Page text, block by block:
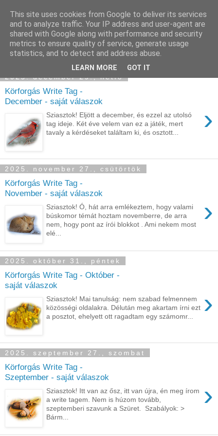
Sümegi Emília -
Tintaszerkezetek
2025. december 29., hétfő
Körforgás Write Tag -
December - saját válaszok
›
Sziasztok! Eljött a december, és ezzel az utolsó
tag ideje. Két éve velem van ez a játék, mert
tavaly a kérdéseket találtam ki, és osztott...
2025. november 27., csütörtök
Körforgás Write Tag -
November - saját válaszok
›
Sziasztok! Ó, hát arra emlékeztem, hogy valami
búskomor témát hoztam novemberre, de arra
nem, hogy pont az írói blokkot . Ami nekem most
elé...
2025. október 31., péntek
Körforgás Write Tag - Október -
saját válaszok
›
Sziasztok! Mai tanulság: nem szabad felmennem
közösségi oldalakra. Délután meg akartam írni ezt
a posztot, ehelyett ott ragadtam egy számomr...
2025. szeptember 27., szombat
Körforgás Write Tag -
Szeptember - saját válaszok
›
Sziasztok! Itt van az ősz, itt van újra, én meg írom
a write tagem. Nem is húzom tovább,
szeptemberi szavunk a Szüret. Szabályok: >
Bárm...
This site uses cookies from Google to deliver its services
and to analyze traffic. Your IP address and user-agent are
shared with Google along with performance and security
metrics to ensure quality of service, generate usage
statistics, and to detect and address abuse.
LEARN MORE GOT IT